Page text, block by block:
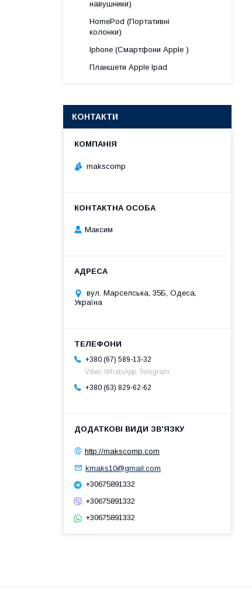
навушники)
HomePod (Портативні
колонки)
Iphone (Смартфони Apple )
Планшети Apple Ipad
КОНТАКТИ
makscomp
Максим
вул. Марселська, 35Б, Одеса,
Україна
+380 (67) 589-13-32
Viber, WhatsApp, Telegram
+380 (63) 829-62-62
http://makscomp.com
kmaks10@gmail.com
+30675891332
+30675891332
+30675891332